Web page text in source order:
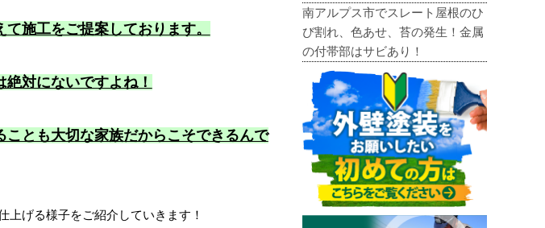
施工をご提案しております。
対にないですよね！
とも大切な家族だからこそできるんで
上げる様子をご紹介していきます！
南アルプス市でスレート屋根のひ
び割れ、色あせ、苔の発生！金属
の付帯部はサビあり！